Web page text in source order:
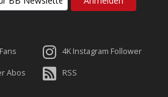
4K Instagram Follower
Abos RSS